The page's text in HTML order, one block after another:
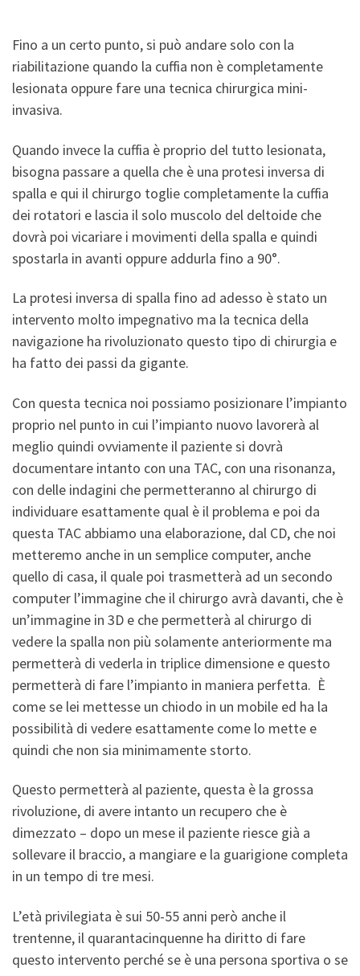
Fino a un certo punto, si può andare solo con la
riabilitazione quando la cuffia non è completamente
lesionata oppure fare una tecnica chirurgica mini-
invasiva.
Quando invece la cuffia è proprio del tutto lesionata,
bisogna passare a quella che è una protesi inversa di
spalla e qui il chirurgo toglie completamente la cuffia
dei rotatori e lascia il solo muscolo del deltoide che
dovrà poi vicariare i movimenti della spalla e quindi
spostarla in avanti oppure addurla fino a 90°.
La protesi inversa di spalla fino ad adesso è stato un
intervento molto impegnativo ma la tecnica della
navigazione ha rivoluzionato questo tipo di chirurgia e
ha fatto dei passi da gigante.
Con questa tecnica noi possiamo posizionare l’impianto
proprio nel punto in cui l’impianto nuovo lavorerà al
meglio quindi ovviamente il paziente si dovrà
documentare intanto con una TAC, con una risonanza,
con delle indagini che permetteranno al chirurgo di
individuare esattamente qual è il problema e poi da
questa TAC abbiamo una elaborazione, dal CD, che noi
metteremo anche in un semplice computer, anche
quello di casa, il quale poi trasmetterà ad un secondo
computer l’immagine che il chirurgo avrà davanti, che è
un’immagine in 3D e che permetterà al chirurgo di
vedere la spalla non più solamente anteriormente ma
permetterà di vederla in triplice dimensione e questo
permetterà di fare l’impianto in maniera perfetta. È
come se lei mettesse un chiodo in un mobile ed ha la
possibilità di vedere esattamente come lo mette e
quindi che non sia minimamente storto.
Questo permetterà al paziente, questa è la grossa
rivoluzione, di avere intanto un recupero che è
dimezzato – dopo un mese il paziente riesce già a
sollevare il braccio, a mangiare e la guarigione completa
in un tempo di tre mesi.
L’età privilegiata è sui 50-55 anni però anche il
trentenne, il quarantacinquenne ha diritto di fare
questo intervento perché se è una persona sportiva o se